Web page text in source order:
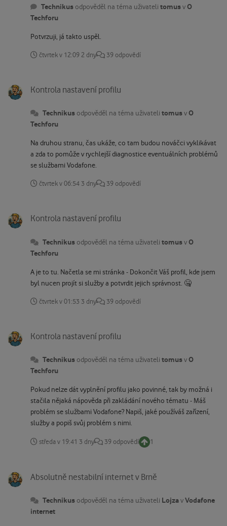
Technikus odpověděl na téma uživatelitomusvO
Techforu
Potvrzuji, já takto uspěl.
čtvrtek v 12:09 2 dny 39 odpovědí
Kontrola nastavení profilu
Technikus odpověděl na téma uživatelitomusvO
Techforu
Na druhou stranu, čas ukáže, co tam budou nováčci vyklikávat
a zda to pomůže v rychlejší diagnostice eventuálních problémů
se službami Vodafone.
čtvrtek v 06:54 3 dny 39 odpovědí
Kontrola nastavení profilu
Technikus odpověděl na téma uživatelitomusvO
Techforu
A je to tu. Načetla se mi stránka - Dokončit Váš profil, kde jsem
byl nucen projít si služby a potvrdit jejich správnost. 🤐
čtvrtek v 01:53 3 dny 39 odpovědí
Kontrola nastavení profilu
Technikus odpověděl na téma uživatelitomusvO
Techforu
Pokud nelze dát vyplnění profilu jako povinné, tak by možná i
stačila nějaká nápověda při zakládání nového tématu - Máš
problém se službami Vodafone? Napiš, jaké používáš zařízení,
služby a popiš svůj problém s nimi.
středa v 19:41 3 dny 39 odpovědí 1
Absolutně nestabilní internet v Brně
Technikus odpověděl na téma uživateli LojzavVodafone
internet